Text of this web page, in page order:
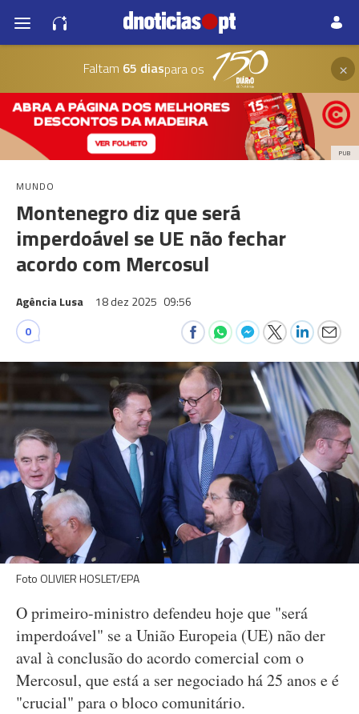
Faltam 65 diaspara os ×
PUB
MUNDO
Montenegro diz que será
imperdoável se UE não fechar
acordo com Mercosul
Agência Lusa 18 dez 2025 09:56
0
Foto OLIVIER HOSLET/EPA
O primeiro-ministro defendeu hoje que "será
imperdoável" se a União Europeia (UE) não der
aval à conclusão do acordo comercial com o
Mercosul, que está a ser negociado há 25 anos e é
"crucial" para o bloco comunitário.